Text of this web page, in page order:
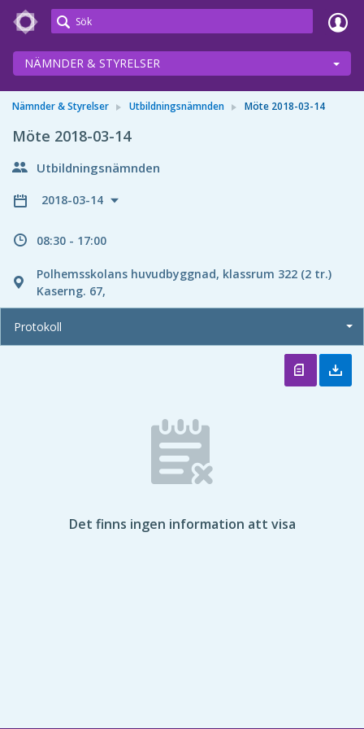
Meetings+
NÄMNDER & STYRELSER
Nämnder & Styrelser Utbildningsnämnden Möte 2018-03-14
Möte 2018-03-14
Utbildningsnämnden
2018-03-14
08:30 - 17:00
Polhemsskolans huvudbyggnad, klassrum 322 (2 tr.)
Kaserng. 67,
Protokoll
Det finns ingen information att visa